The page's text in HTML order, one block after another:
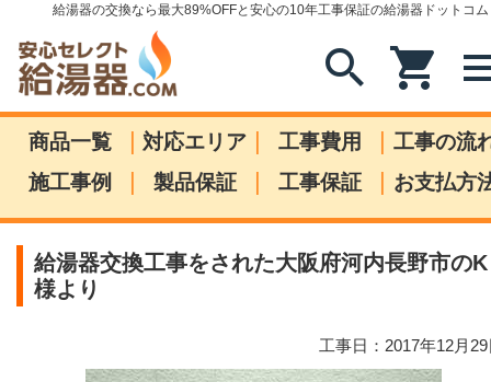
給湯器の交換なら最大89%OFFと安心の10年工事保証の給湯器ドットコム
search shopping_cart
商品一覧 | 対応エリア | 工事費用 | 工事の流
施工事例
| 製品保証 | 工事保証 | お支払方
給湯器交換工事をされた大阪府河内長野市のK
様より
工事日：2017年12月